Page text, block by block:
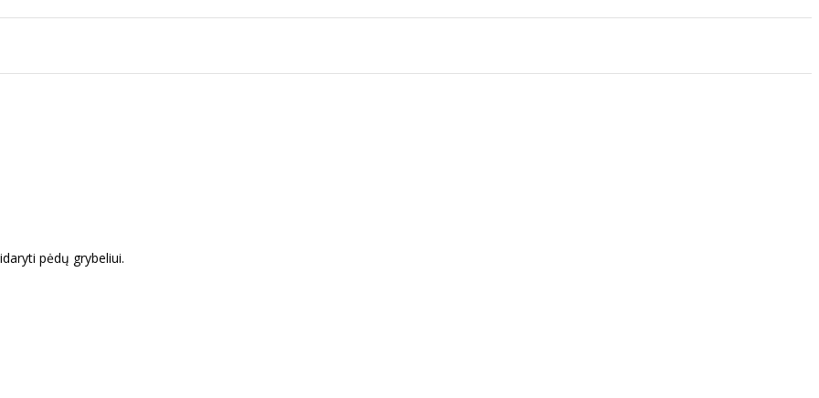
pėdų grybeliui.